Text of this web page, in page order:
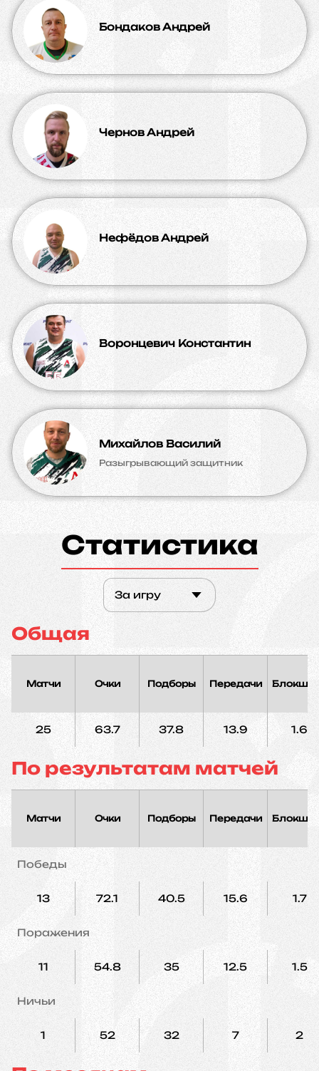
Бондаков Андрей
Чернов Андрей
Нефёдов Андрей
Воронцевич Константин
Михайлов Василий
Разыгрывающий защитник
Статистика
За игру
Общая
Матчи Очки Подборы Передачи
25 63.7 37.8 13.9 1.6
По результатам матчей
Матчи Очки Подборы Передачи
Победы
13 72.1 40.5 15.6 1.7
Поражения
11 54.8 35 12.5 1.5
Ничьи
1 52 32 7 2